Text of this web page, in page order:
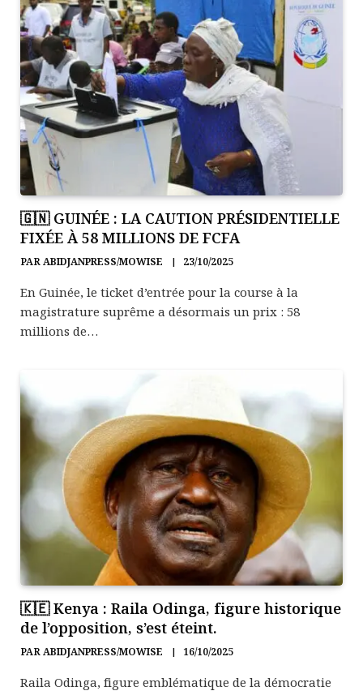
🇬🇳 GUINÉE : LA CAUTION PRÉSIDENTIELLE
FIXÉE À 58 MILLIONS DE FCFA
PARABIDJANPRESS/MOWISE 23/10/2025
En Guinée, le ticket d’entrée pour la course à la
magistrature suprême a désormais un prix : 58
millions de…
🇰🇪 Kenya : Raila Odinga, figure historique
de l’opposition, s’est éteint.
PARABIDJANPRESS/MOWISE 16/10/2025
Raila Odinga, figure emblématique de la démocratie